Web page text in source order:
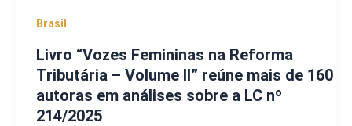
Brasil
Livro “Vozes Femininas na Reforma
Tributária – Volume II” reúne mais de 160
autoras em análises sobre a LC nº
214/2025